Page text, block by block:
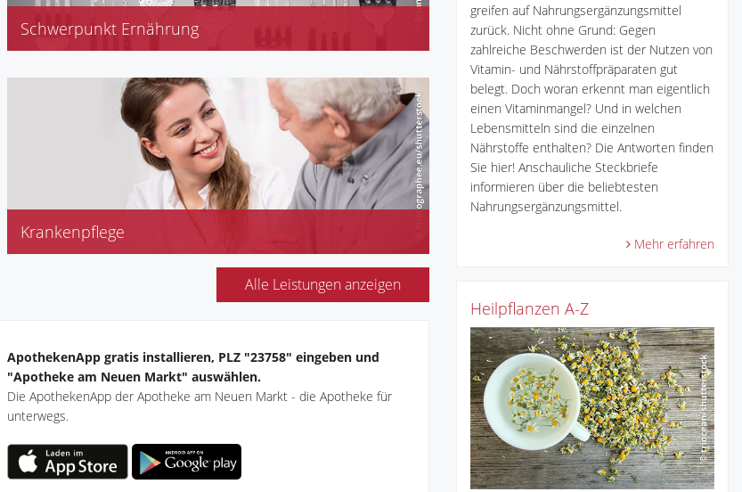
Schwerpunkt Ernährung
Diabetes
Übergewicht
Krankenpflege
Alle Leistungen anzeigen
ApothekenApp gratis installieren, PLZ "23758" eingeben und
"Apotheke am Neuen Markt" auswählen.
Die ApothekenApp der Apotheke am Neuen Markt - die Apotheke für
unterwegs.
greifen auf Nahrungsergänzungsmittel
zurück. Nicht ohne Grund: Gegen
zahlreiche Beschwerden ist der Nutzen von
Vitamin- und Nährstoffpräparaten gut
belegt. Doch woran erkennt man eigentlich
einen Vitaminmangel? Und in welchen
Lebensmitteln sind die einzelnen
Nährstoffe enthalten? Die Antworten finden
Sie hier! Anschauliche Steckbriefe
informieren über die beliebtesten
Nahrungsergänzungsmittel.
Mehr erfahren
Heilpflanzen A-Z